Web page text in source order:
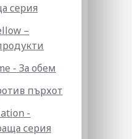
серия
–
- За обем
пърхот
-
серия